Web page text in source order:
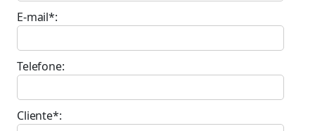
E-mail*:
Telefone:
Cliente*: